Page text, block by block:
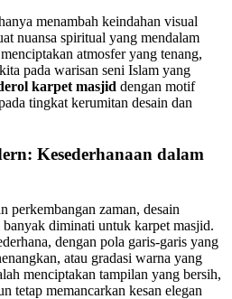
menambah keindahan visual
nuansa spiritual yang mendalam
atmosfer yang tenang,
pada warisan seni Islam yang
karpet masjid dengan motif
tingkat kerumitan desain dan
Kesederhanaan dalam
perkembangan zaman, desain
diminati untuk karpet masjid.
dengan pola garis-garis yang
atau gradasi warna yang
menciptakan tampilan yang bersih,
tetap memancarkan kesan elegan